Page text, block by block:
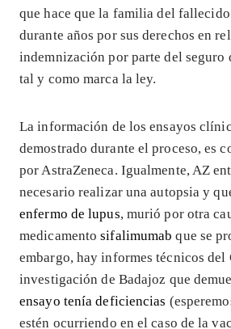
que hace que la familia del
durante años por sus derechos en
indemnización por parte del seguro
tal y como marca la ley.
La información de los ensayos
demostrado durante el proceso, es
por AstraZeneca. Igualmente, AZ
necesario realizar una autopsia y
enfermo de lupus, murió por otra
medicamentosifalimumab que se
embargo, hay informes técnicos del
investigación de Badajoz que
ensayo tenía deficiencias
estén ocurriendo en el caso de la